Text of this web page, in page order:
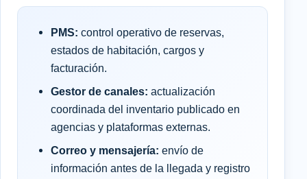
PMS: control operativo de reservas,
estados de habitación, cargos y
facturación.
Gestor de canales: actualización
coordinada del inventario publicado en
agencias y plataformas externas.
Correo y mensajería: envío de
información antes de la llegada y registro